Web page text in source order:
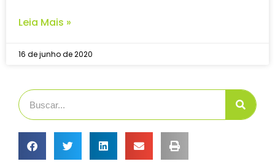
Leia Mais »
16 de junho de 2020